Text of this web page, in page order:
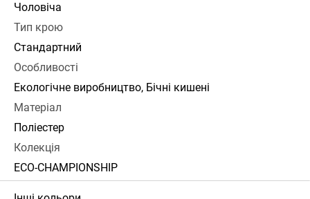
Чоловіча
Тип крою
Стандартний
Особливості
Екологічне виробництво, Бічні кишені
Матеріал
Поліестер
Колекція
ECO-CHAMPIONSHIP